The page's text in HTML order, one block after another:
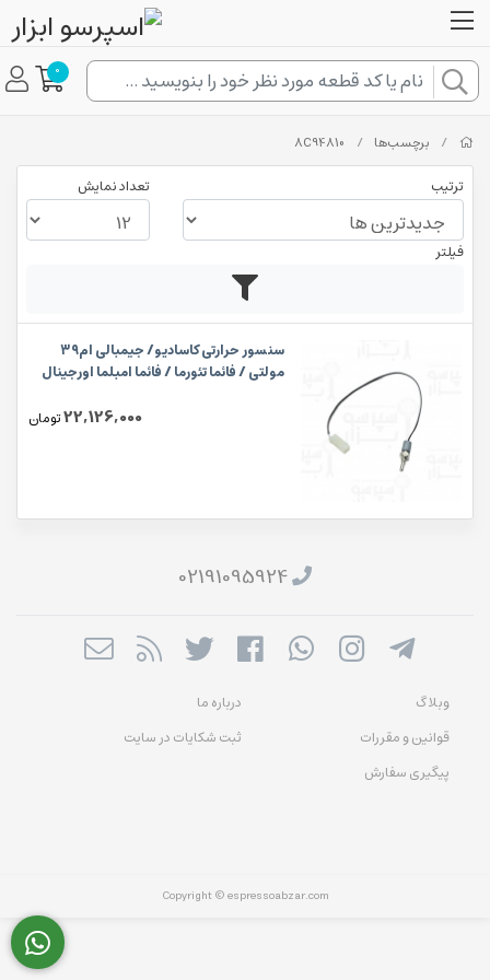
0
/ برچسب‌ها /
8C94810
ترتیب تعداد نمایش
فیلتر
سنسور حرارتی کاسادیو/ جیمبالی ام۳۹
مولتی / فائما تئورما / فائما امبلما اورجینال
22,126,000تومان
02191095924
وبلاگ
درباره ما
قوانین و مقررات
ثبت شکایات در سایت
پیگیری سفارش
Copyright © espressoabzar.com